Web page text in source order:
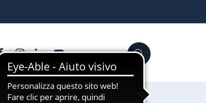
FacebookInstagram
LinkedinYouTube Cerca
Sostienici